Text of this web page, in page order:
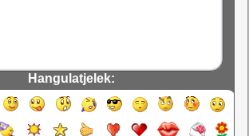
Hangulatjelek: